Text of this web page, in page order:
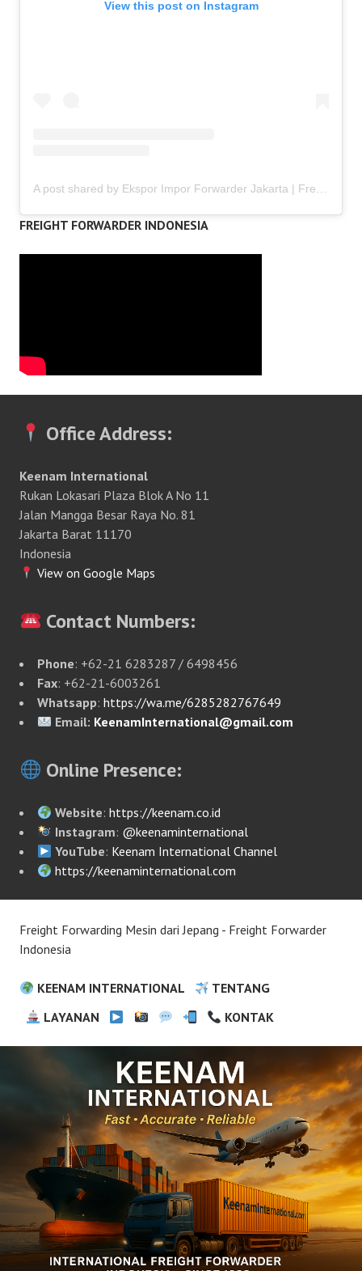
View this post on Instagram
A post shared by Ekspor Impor Forwarder Jakarta | Freight Forwarding Indonesia (@keenamid)
FREIGHT FORWARDER INDONESIA
Office Address:
Keenam International
Rukan Lokasari Plaza Blok A No 11
Jalan Mangga Besar Raya No. 81
Jakarta Barat 11170
Indonesia
View on Google Maps
Contact Numbers:
Phone: +62-21 6283287 / 6498456
Fax: +62-21-6003261
Whatsapp: https://wa.me/6285282767649
Email: KeenamInternational@gmail.com
Online Presence:
Website:https://keenam.co.id
Instagram: @keenaminternational
YouTube: Keenam International Channel
https://keenaminternational.com
Freight Forwarding Mesin dari Jepang - Freight Forwarder
Indonesia
KEENAM INTERNATIONAL
TENTANG
LAYANAN
KONTAK